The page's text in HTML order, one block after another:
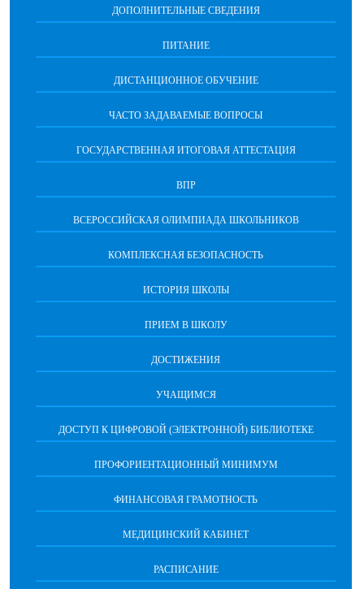
ДОПОЛНИТЕЛЬНЫЕ СВЕДЕНИЯ
ПИТАНИЕ
ДИСТАНЦИОННОЕ ОБУЧЕНИЕ
ЧАСТО ЗАДАВАЕМЫЕ ВОПРОСЫ
ГОСУДАРСТВЕННАЯ ИТОГОВАЯ АТТЕСТАЦИЯ
ВПР
ВСЕРОССИЙСКАЯ ОЛИМПИАДА ШКОЛЬНИКОВ
КОМПЛЕКСНАЯ БЕЗОПАСНОСТЬ
ИСТОРИЯ ШКОЛЫ
ПРИЕМ В ШКОЛУ
ДОСТИЖЕНИЯ
УЧАЩИМСЯ
ДОСТУП К ЦИФРОВОЙ (ЭЛЕКТРОННОЙ) БИБЛИОТЕКЕ
ПРОФОРИЕНТАЦИОННЫЙ МИНИМУМ
ФИНАНСОВАЯ ГРАМОТНОСТЬ
МЕДИЦИНСКИЙ КАБИНЕТ
РАСПИСАНИЕ